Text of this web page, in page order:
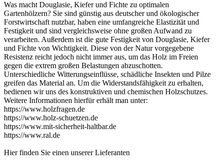
Was macht Douglasie, Kiefer und Fichte zu optimalen
Gartenhölzern? Sie sind günstig aus deutscher und ökologischer
Forstwirtschaft nutzbar, haben eine umfangreiche Elastizität und
Festigkeit und sind vergleichsweise ohne großen Aufwand zu
verarbeiten. Außerdem ist die gute Festigkeit von Douglasie, Kiefer
und Fichte von Wichtigkeit. Diese von der Natur vorgegebene
Resistenz reicht jedoch nicht immer aus, um das Holz im Freien
gegen die extrem großen Belastungen abzuschotten.
Unterschiedliche Witterungseinflüsse, schädliche Insekten und Pilze
greifen das Material an. Um die Widerstandsfähigkeit zu erhalten,
bedienen wir uns des konstruktiven und chemischen Holzschutzes.
Weitere Informationen hierfür erhält man unter:
https://www.holzfragen.de
https://www.holz-schuetzen.de
https://www.mit-sicherheit-haltbar.de
https://www.ral.de
Hier finden Sie einen unsererLieferanten